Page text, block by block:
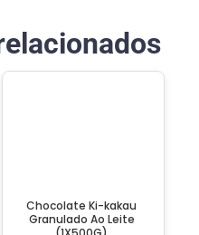
Chocolate Ki-kakau
Granulado Ao Leite